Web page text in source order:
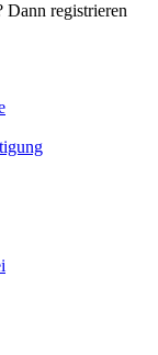
Dann registrieren